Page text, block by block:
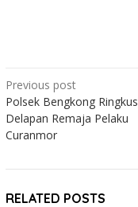
Post
navigation
Previous post
Polsek Bengkong Ringkus
Delapan Remaja Pelaku
Curanmor
RELATED POSTS